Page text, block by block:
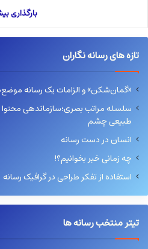
بارگذاری
تازه های رسانه نگاران
«گمان‌شکن» و الزامات یک رسانه
سلسله مراتب بصری؛سازماندهی محتوا
طبیعی چشم
انسان در دست رسانه
چه زمانی خبر بخوانیم؟!
استفاده از تفکر طراحی در گرافیک رسانه
تیتر منتخب رسانه ها